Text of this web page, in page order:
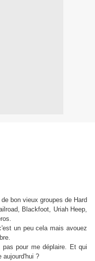
bon vieux groupes de Hard
Blackfoot, Uriah Heep,
un peu cela mais avouez
pour me déplaire. Et qui
aujourd'hui ?